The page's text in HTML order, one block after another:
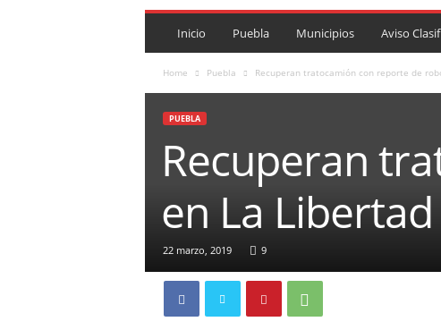
P
Inicio Puebla Municipios Aviso
Home Puebla Recuperan tratocamión con reporte de
PUEBLA
Recuperan
en La Libertad
22 marzo, 2019 9